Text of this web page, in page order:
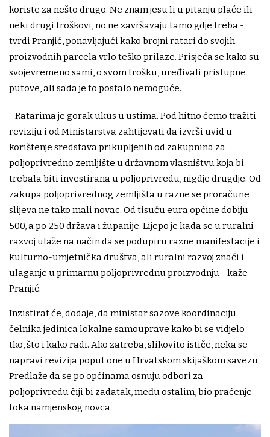
koriste za nešto drugo. Ne znam jesu li u pitanju plaće ili
neki drugi troškovi, no ne završavaju tamo gdje treba -
tvrdi Pranjić, ponavljajući kako brojni ratari do svojih
proizvodnih parcela vrlo teško prilaze. Prisjeća se kako su
svojevremeno sami, o svom trošku, uređivali pristupne
putove, ali sada je to postalo nemoguće.
- Ratarima je gorak ukus u ustima. Pod hitno ćemo tražiti
reviziju i od Ministarstva zahtijevati da izvrši uvid u
korištenje sredstava prikupljenih od zakupnina za
poljoprivredno zemljište u državnom vlasništvu koja bi
trebala biti investirana u poljoprivredu, nigdje drugdje. Od
zakupa poljoprivrednog zemljišta u razne se proračune
slijeva ne tako mali novac. Od tisuću eura općine dobiju
500, a po 250 država i županije. Lijepo je kada se u ruralni
razvoj ulaže na način da se podupiru razne manifestacije i
kulturno-umjetnička društva, ali ruralni razvoj znači i
ulaganje u primarnu poljoprivrednu proizvodnju - kaže
Pranjić.
Inzistirat će, dodaje, da ministar sazove koordinaciju
čelnika jedinica lokalne samouprave kako bi se vidjelo
tko, što i kako radi. Ako zatreba, slikovito ističe, neka se
napravi revizija poput one u Hrvatskom skijaškom savezu.
Predlaže da se po općinama osnuju odbori za
poljoprivredu čiji bi zadatak, među ostalim, bio praćenje
toka namjenskog novca.